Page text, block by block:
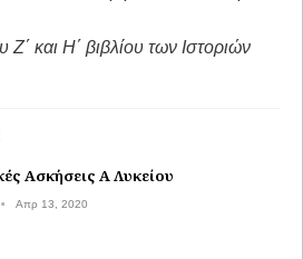
Ζ΄ και Η΄ βιβλίου των Ιστοριών
Ασκήσεις Α Λυκείου
Απρ 13, 2020